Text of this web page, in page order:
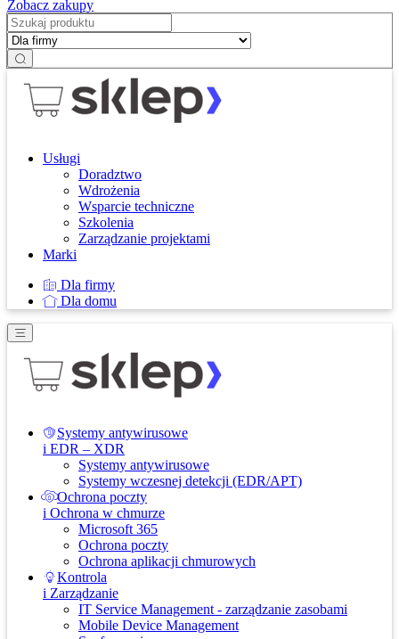
Zobacz zakupy
Usługi
Doradztwo
Wdrożenia
Wsparcie techniczne
Szkolenia
Zarządzanie projektami
Marki
Dla firmy
Dla domu
Systemy antywirusowe
i EDR – XDR
Systemy antywirusowe
Systemy wczesnej detekcji (EDR/APT)
Ochrona poczty
i Ochrona w chmurze
Microsoft 365
Ochrona poczty
Ochrona aplikacji chmurowych
Kontrola
i Zarządzanie
IT Service Management - zarządzanie zasobami
Mobile Device Management